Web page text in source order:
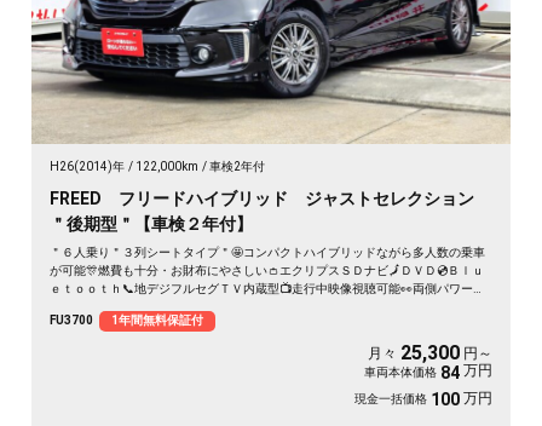
H26(2014)年 122,000km 車検2年付
FREED フリードハイブリッド ジャストセレクション
＂後期型＂【車検２年付】
＂６人乗り＂３列シートタイプ＂🤩コンパクトハイブリッドながら多人数の乗車
が可能🎊燃費も十分・お財布にやさしい👛エクリプスＳＤナビ🗾ＤＶＤ💿Ｂｌｕ
ｅｔｏｏｔｈ📞地デジフルセグＴＶ内蔵型📺走行中映像視聴可能👀両側パワース
クルーズコントロール機能付・高速道路も運転楽々👏ＨＩＤヘッドライト＆ＬＥ
FU3700 1年間無料保証付
月々 25,300 円～
車両本体価格 84 万円
現金一括価格 100 万円